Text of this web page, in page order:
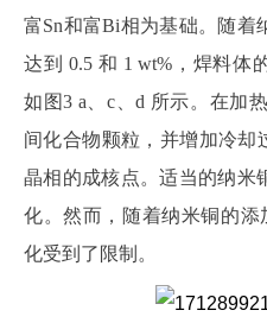
富Sn和富Bi相为基础。随着
达到 0.5 和 1 wt%，焊料体
如图3 a、c、d 所示。在加
间化合物颗粒，并增加冷却
晶相的成核点。适当的纳米
化。然而，随着纳米铜的添
化受到了限制。